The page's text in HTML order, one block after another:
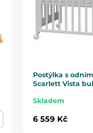
Postýlka s
Scarlett Vista
Skladem
6 559 Kč